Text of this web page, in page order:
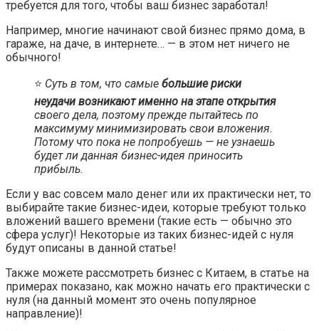
требуется для того, чтобы ваш бизнес заработал!
Например, многие начинают свой бизнес прямо дома, в
гараже, на даче, в интернете… — в этом нет ничего не
обычного!
⭐️ Суть в том, что самые большие риски
неудачи возникают именно на этапе открытия
своего дела, поэтому прежде пытайтесь по
максимуму минимизировать свои вложения.
Потому что пока не попробуешь — не узнаешь
будет ли данная бизнес-идея приносить
прибыль.
Если у вас совсем мало денег или их практически нет, то
выбирайте такие бизнес-идеи, которые требуют только
вложений вашего времени (такие есть — обычно это
сфера услуг)! Некоторые из таких бизнес-идей с нуля
будут описаны в данной статье!
Также можете рассмотреть бизнес с Китаем, в статье на
примерах показано, как можно начать его практически с
нуля (на данный момент это очень популярное
направление)!